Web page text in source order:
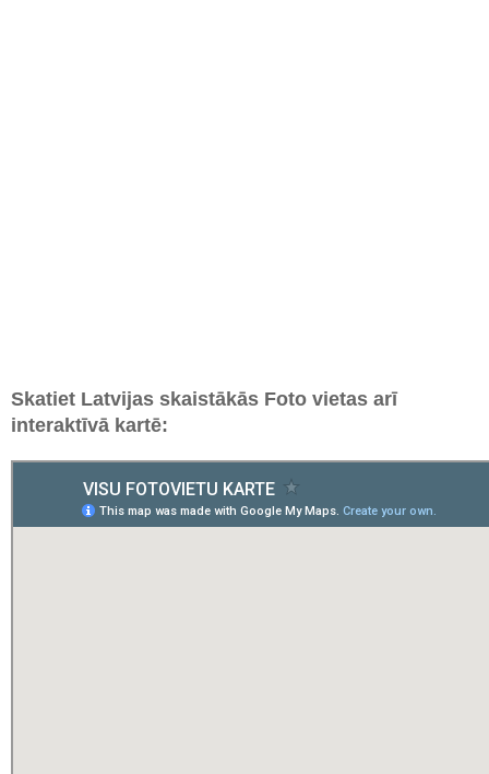
Skatiet Latvijas skaistākās Foto vietas arī
interaktīvā kartē: